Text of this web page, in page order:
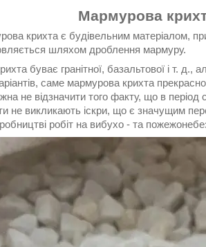
Мармурова
крихта є будівельним матеріалом,
шляхом дроблення мармуру.
буває гранітної, базальтової і т. д.,
саме мармурова крихта
не відзначити того факту, що в період
не викликають іскри, що є значущим
робіт на вибухо - та